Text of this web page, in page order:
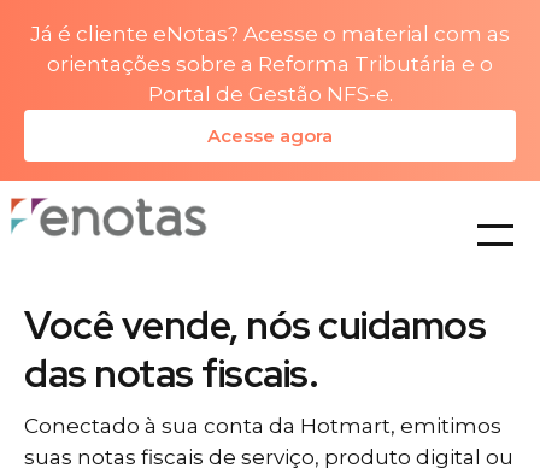
Já é cliente eNotas? Acesse o material com as
orientações sobre a Reforma Tributária e o
Portal de Gestão NFS-e.
Acesse agora
planos
Você vende, nós cuidamos
das notas fiscais.
Conectado à sua conta da Hotmart, emitimos
suas notas fiscais de serviço, produto digital ou